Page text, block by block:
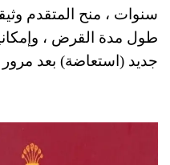
سنوات ، منح المتقدم
طول مدة القرض ،
جديد (استعاضة) بعد مرور 6 أشهر.